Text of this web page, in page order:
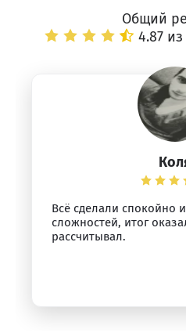
Общий
4.87 из
Всё сделали спокойно
сложностей, итог
рассчитывал.